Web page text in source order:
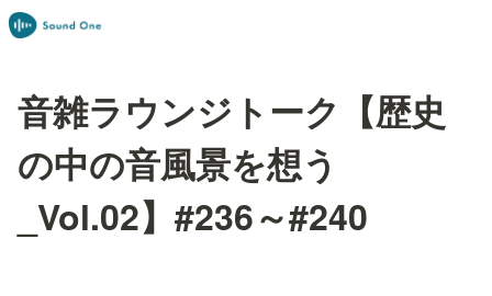
音雑ラウンジトーク【歴史
の中の音風景を想う
_Vol.02】#236～#240